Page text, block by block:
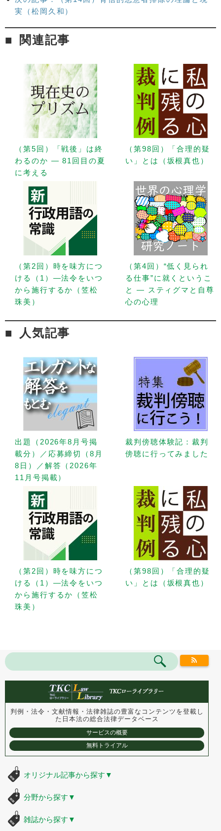
実（松岡久和）
関連記事
（第5回）「戦後」は終
わるのか — 81回目の夏
に考える
（第98回）「合理的疑
い」とは（坂根真也）
（第2回）時を味方につ
ける（1）—法令をいつ
から施行するか（笠松
珠美）
（第4回）“低く見られ
る仕事”に就くというこ
と — スティグマと自尊
心の心理
人気記事
出題（2026年8月号掲
載分）／応募締切（8月
8日）／解答（2026年
11月号掲載）
裁判傍聴体験記：裁判
傍聴に行ってみました
（第2回）時を味方につ
ける（1）—法令をいつ
から施行するか（笠松
珠美）
（第98回）「合理的疑
い」とは（坂根真也）
判例・法令・文献情報・法律雑誌の豊富なコンテンツを登載し
た 日本法の総合法律データベース
サービスの概要
無料トライアル
オリジナル記事から探す ▼
分野から探す ▼
雑誌から探す ▼